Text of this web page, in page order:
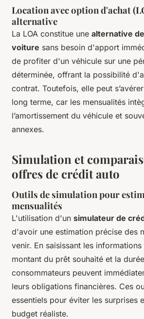
Location avec option d'achat
alternative
La LOA constitue une alternative
voiture sans besoin d'apport
de profiter d'un véhicule sur une
déterminée, offrant la possibilité
contrat. Toutefois, elle peut
long terme, car les mensualités
l’amortissement du véhicule et
annexes.
Simulation et
offres de crédit auto
Outils de simulation pour
mensualités
L'utilisation d'un simulateur de
d'avoir une estimation précise des
venir. En saisissant les
montant du prêt souhaité et la
consommateurs peuvent
leurs obligations financières. Ces
essentiels pour éviter les surprises
budget réaliste.